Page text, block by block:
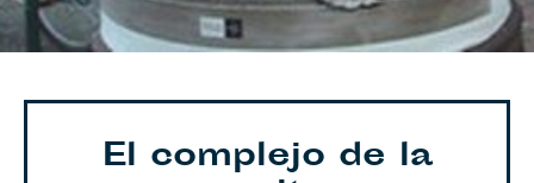
El complejo de la